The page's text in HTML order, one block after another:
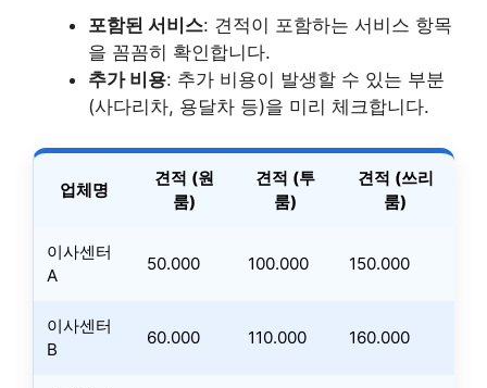
포함된 서비스: 견적이 포함하는 서비스 항목
을 꼼꼼히 확인합니다.
추가 비용: 추가 비용이 발생할 수 있는 부분
(사다리차, 용달차 등)을 미리 체크합니다.
업체명
견적 (원
룸)
견적 (투
룸)
견적 (쓰리
룸)
이사센터
A
50.000 100.000 150.000
이사센터
B
60.000 110.000 160.000